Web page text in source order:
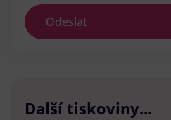
Odeslat
Další tiskoviny...